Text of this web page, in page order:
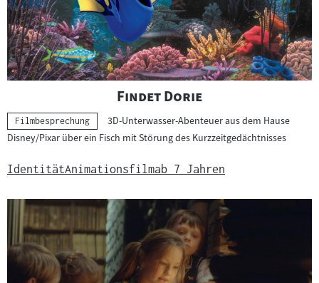
"
Findet Dorie"
Kategorie:
Filmbesprechung
3D-Unterwasser-Abenteuer aus dem Hause
Disney/Pixar über ein Fisch mit Störung des Kurzzeitgedächtnisses
IdentitätAnimationsfilmab 7 Jahren